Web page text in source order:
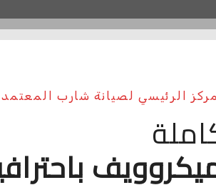
الرئيسي لصيانة شارب المعتمد